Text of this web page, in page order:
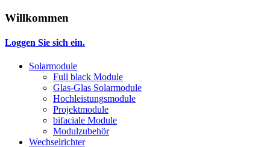
Willkommen
Loggen Sie sich ein.
Solarmodule
Full black Module
Glas-Glas Solarmodule
Hochleistungsmodule
Projektmodule
bifaciale Module
Modulzubehör
Wechselrichter